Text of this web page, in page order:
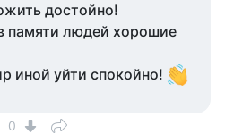
достойно!
памяти людей хорошие
иной уйти спокойно!
0